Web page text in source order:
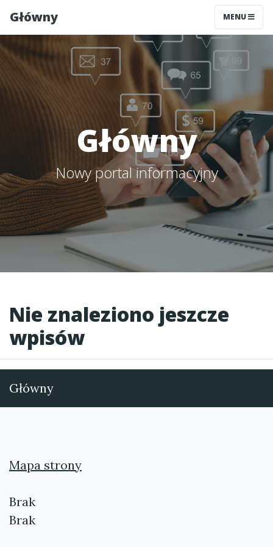
Główny MENU
Główny
Nowy portal informacyjny
Nie znaleziono jeszcze
wpisów
Główny
Mapa strony
Brak
Brak